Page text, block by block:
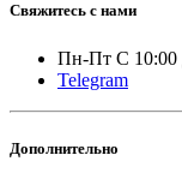
Свяжитесь с нами
Пн-Пт С 10:00
Telegram
Дополнительно